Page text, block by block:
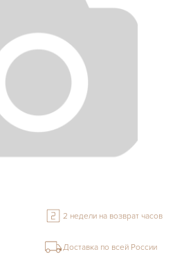
2 недели на возврат часов
Доставка по всей России